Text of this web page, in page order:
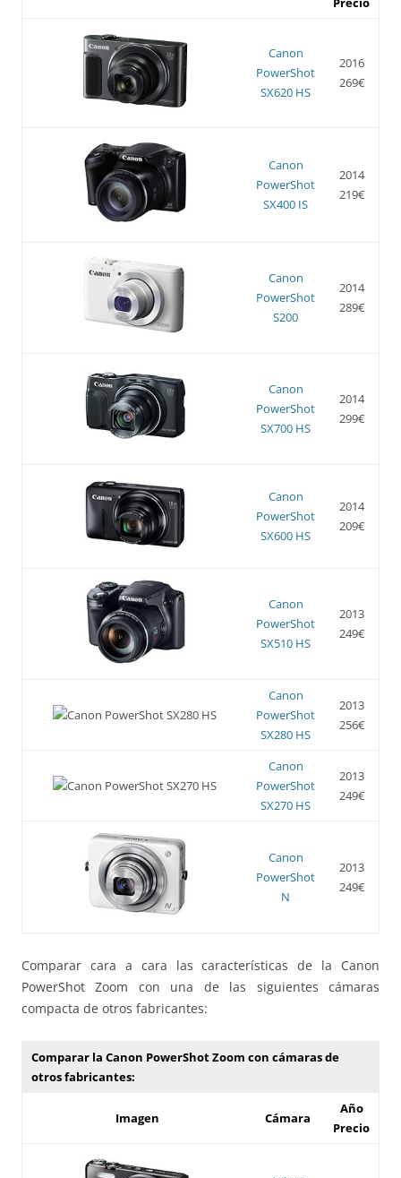
Canon
PowerShot
SX620 HS
2016
269€
Canon
PowerShot
SX400 IS
2014
219€
Canon
PowerShot
S200
2014
289€
Canon
PowerShot
SX700 HS
2014
299€
Canon
PowerShot
SX600 HS
2014
209€
Canon
PowerShot
SX510 HS
2013
249€
Canon
PowerShot
SX280 HS
2013
256€
Canon
PowerShot
SX270 HS
2013
249€
Canon
PowerShot
N
2013
249€
Comparar cara a cara las características de la Canon
PowerShot Zoom con una de las siguientes cámaras
compacta de otros fabricantes:
Comparar la Canon PowerShot Zoom con cámaras de
otros fabricantes:
Imagen Cámara
Año
Precio